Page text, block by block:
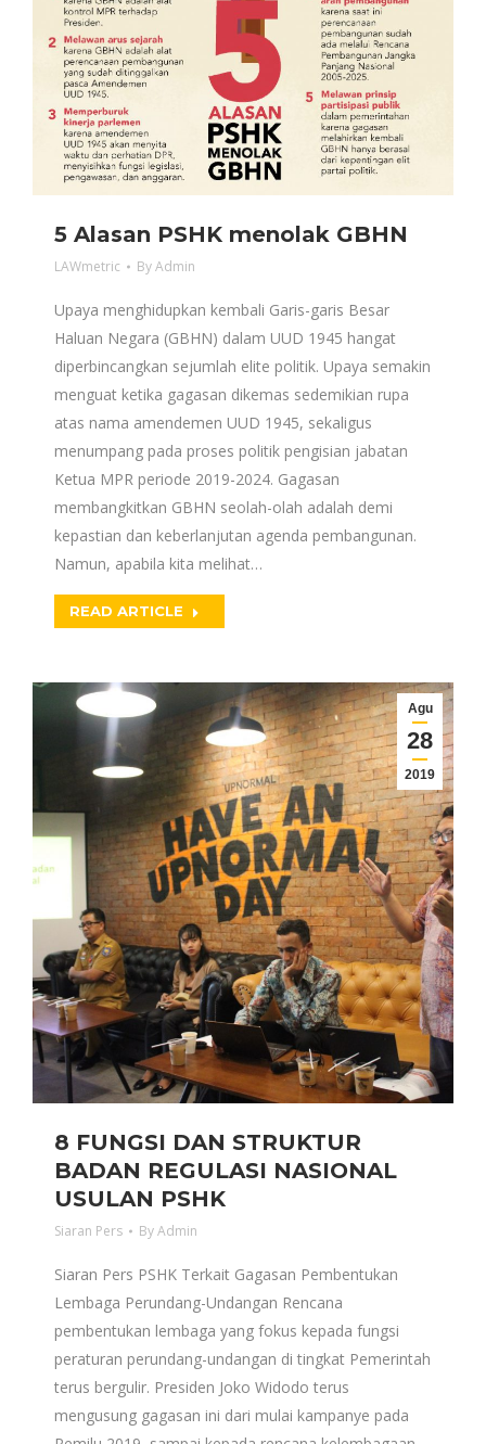
5 Alasan PSHK menolak GBHN
LAWmetric ByAdmin
Upaya menghidupkan kembali Garis-garis Besar
Haluan Negara (GBHN) dalam UUD 1945 hangat
diperbincangkan sejumlah elite politik. Upaya semakin
menguat ketika gagasan dikemas sedemikian rupa
atas nama amendemen UUD 1945, sekaligus
menumpang pada proses politik pengisian jabatan
Ketua MPR periode 2019-2024. Gagasan
membangkitkan GBHN seolah-olah adalah demi
kepastian dan keberlanjutan agenda pembangunan.
Namun, apabila kita melihat…
READ ARTICLE
Agu
28
2019
8 FUNGSI DAN STRUKTUR
BADAN REGULASI NASIONAL
USULAN PSHK
Siaran Pers ByAdmin
Siaran Pers PSHK Terkait Gagasan Pembentukan
Lembaga Perundang-Undangan Rencana
pembentukan lembaga yang fokus kepada fungsi
peraturan perundang-undangan di tingkat Pemerintah
terus bergulir. Presiden Joko Widodo terus
mengusung gagasan ini dari mulai kampanye pada